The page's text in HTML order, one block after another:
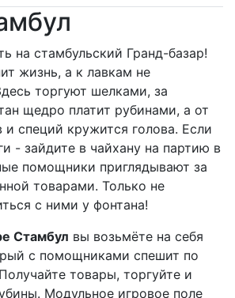
на стамбульский Гранд-базар!
жизнь, а к лавкам не
торгуют шелками, за
щедро платит рубинами, а от
специй кружится голова. Если
- зайдите в чайхану на партию в
помощники приглядывают за
товарами. Только не
с ними у фонтана!
Стамбул вы возьмёте на себя
с помощниками спешит по
товары, торгуйте и
Модульное игровое поле